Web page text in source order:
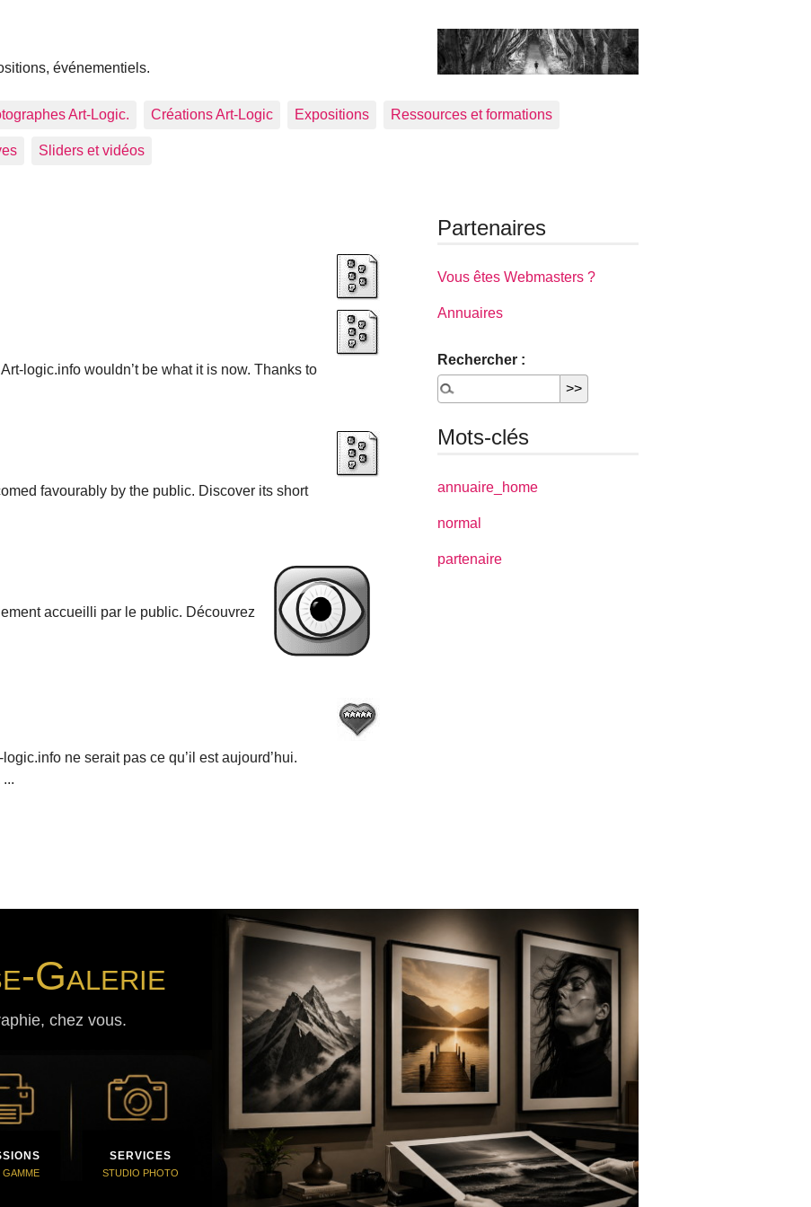
événementiels.
Art-Logic. Créations Art-Logic Expositions Ressources et formations
Sliders et vidéos
logic.info wouldn’t be what it is now. Thanks to
favourably by the public. Discover its short
accueilli par le public. Découvrez
ne serait pas ce qu’il est aujourd’hui.
Partenaires
Vous êtes Webmasters ?
Annuaires
Rechercher :
Mots-clés
annuaire_home
normal
partenaire
Galerie
chez vous.
GAMME
SERVICES
STUDIO PHOTO